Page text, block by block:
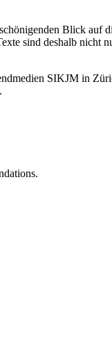
Blick auf
sind deshalb nicht
SIKJM in